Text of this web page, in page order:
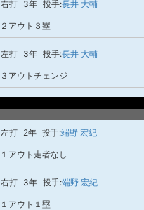
右打 3年 投手:長井 大輔
２アウト３塁
左打 3年 投手:長井 大輔
３アウトチェンジ
左打 2年 投手:端野 宏紀
１アウト走者なし
右打 3年 投手:端野 宏紀
１アウト１塁